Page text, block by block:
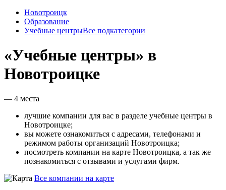
Новотроицк
Образование
Учебные центрыВсе подкатегории
«Учебные центры» в
Новотроицке
— 4 места
лучшие компании для вас в разделе учебные центры в
Новотроицке;
вы можете ознакомиться с адресами, телефонами и
режимом работы организаций Новотроицка;
посмотреть компании на карте Новотроицка, а так же
познакомиться с отзывами и услугами фирм.
Все компании на карте